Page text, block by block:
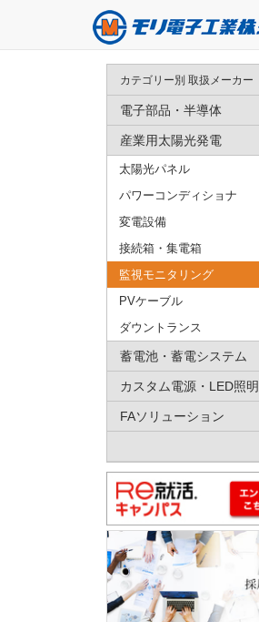
カテゴリー別 取扱メーカー
電子部品・半導体
産業用太陽光発電
太陽光パネル
パワーコンディショナ
変電設備
接続箱・集電箱
監視モニタリング
PVケーブル
ダウントランス
蓄電池・蓄電システム
カスタム電源・LED照明
FAソリューション